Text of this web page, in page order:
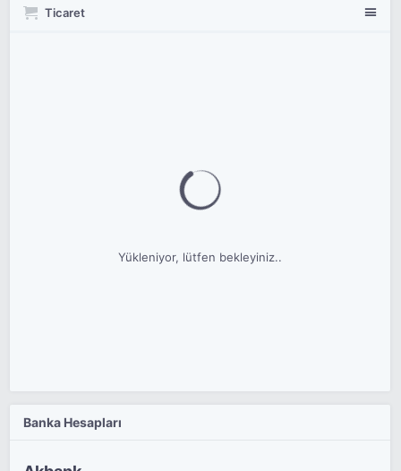
Ticaret
Yükleniyor, lütfen bekleyiniz..
Banka Hesapları